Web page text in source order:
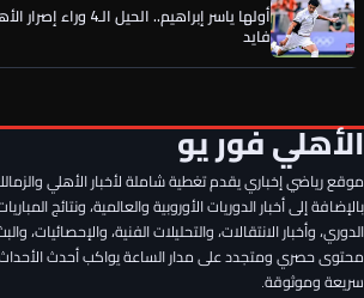
أولها ياسر إبراهيم..
فايد
الخطيب يحسم الصفقة الخامسة لـ
3 ضربات موجعة إلى النادي الأهلي قبل الموسم الجديد.. ملفات ساخنة
الأهلي فور يو
موقع رياضي إخباري يقدم تغطية شاملة لأخبار الأهلي
بالإضافة إلى أخبار الدوريات الأوروبية والعالمية، ونتائج
الدوري، وأخبار الانتقالات، والتحليلات الفنية، والإحصائيات،
محتوى حصري ومتجدد على مدار الساعة يواكب أحدث الأحداث
سريعة وموثوقة.